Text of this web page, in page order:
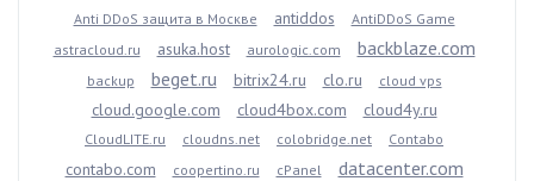
Anti DDoS защита в Москве
antiddos
AntiDDoS Game
astracloud.ru
asuka.host aurologic.com backblaze.com
backup beget.ru bitrix24.ru clo.ru cloud vps
cloud.google.com cloud4box.com cloud4y.ru
CloudLITE.ru cloudns.net colobridge.net Contabo
contabo.com coopertino.ru cPanel datacenter.com